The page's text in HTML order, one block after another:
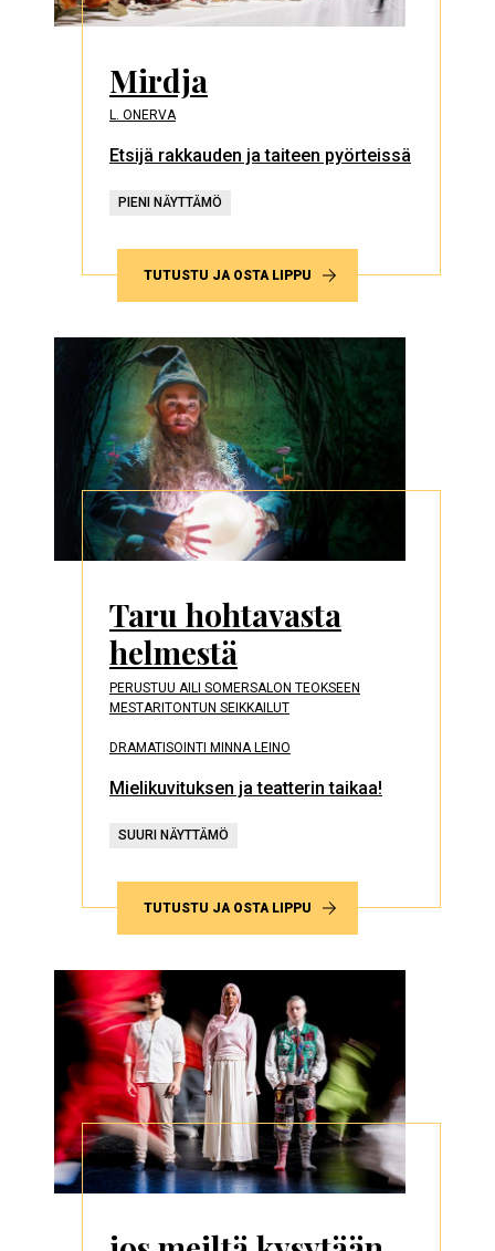
Mirdja
L. ONERVA
Etsijä rakkauden ja taiteen pyörteissä
PIENI NÄYTTÄMÖ
TUTUSTU JA OSTA LIPPU
Taru hohtavasta
helmestä
PERUSTUU AILI SOMERSALON TEOKSEEN
MESTARITONTUN SEIKKAILUT
DRAMATISOINTI MINNA LEINO
Mielikuvituksen ja teatterin taikaa!
SUURI NÄYTTÄMÖ
TUTUSTU JA OSTA LIPPU